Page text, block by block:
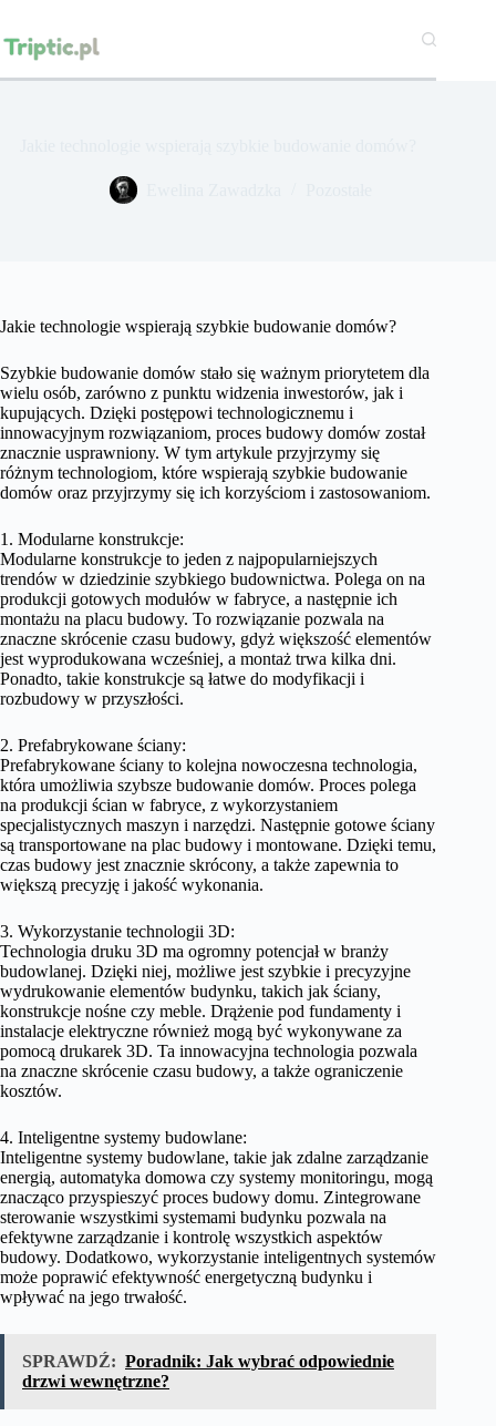
treści
Jakie technologie wspierają szybkie budowanie domów?
Szybkie budowanie domów stało się ważnym priorytetem dla
wielu osób, zarówno z punktu widzenia inwestorów, jak i
kupujących. Dzięki postępowi technologicznemu i
innowacyjnym rozwiązaniom, proces budowy domów został
znacznie usprawniony. W tym artykule przyjrzymy się
różnym technologiom, które wspierają szybkie budowanie
domów oraz przyjrzymy się ich korzyściom i zastosowaniom.
1. Modularne konstrukcje:
Modularne konstrukcje to jeden z najpopularniejszych
trendów w dziedzinie szybkiego budownictwa. Polega on na
produkcji gotowych modułów w fabryce, a następnie ich
montażu na placu budowy. To rozwiązanie pozwala na
znaczne skrócenie czasu budowy, gdyż większość elementów
jest wyprodukowana wcześniej, a montaż trwa kilka dni.
Ponadto, takie konstrukcje są łatwe do modyfikacji i
rozbudowy w przyszłości.
2. Prefabrykowane ściany:
Prefabrykowane ściany to kolejna nowoczesna technologia,
która umożliwia szybsze budowanie domów. Proces polega
na produkcji ścian w fabryce, z wykorzystaniem
specjalistycznych maszyn i narzędzi. Następnie gotowe ściany
są transportowane na plac budowy i montowane. Dzięki temu,
czas budowy jest znacznie skrócony, a także zapewnia to
większą precyzję i jakość wykonania.
3. Wykorzystanie technologii 3D:
Technologia druku 3D ma ogromny potencjał w branży
budowlanej. Dzięki niej, możliwe jest szybkie i precyzyjne
wydrukowanie elementów budynku, takich jak ściany,
konstrukcje nośne czy meble. Drążenie pod fundamenty i
instalacje elektryczne również mogą być wykonywane za
pomocą drukarek 3D. Ta innowacyjna technologia pozwala
na znaczne skrócenie czasu budowy, a także ograniczenie
kosztów.
4. Inteligentne systemy budowlane:
Inteligentne systemy budowlane, takie jak zdalne zarządzanie
energią, automatyka domowa czy systemy monitoringu, mogą
znacząco przyspieszyć proces budowy domu. Zintegrowane
sterowanie wszystkimi systemami budynku pozwala na
efektywne zarządzanie i kontrolę wszystkich aspektów
budowy. Dodatkowo, wykorzystanie inteligentnych systemów
może poprawić efektywność energetyczną budynku i
wpływać na jego trwałość.
SPRAWDŹ: Poradnik: Jak wybrać odpowiednie
drzwi wewnętrzne?